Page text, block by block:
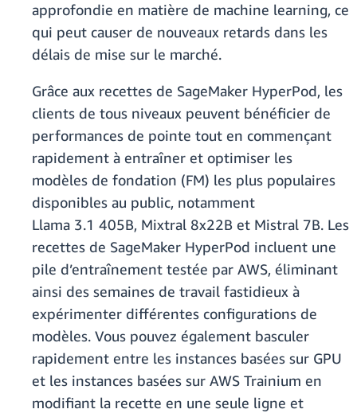
approfondie en matière de machine learning, ce
qui peut causer de nouveaux retards dans les
délais de mise sur le marché.
Grâce aux recettes de SageMaker HyperPod, les
clients de tous niveaux peuvent bénéficier de
performances de pointe tout en commençant
rapidement à entraîner et optimiser les
modèles de fondation (FM) les plus populaires
disponibles au public, notamment
Llama 3.1 405B, Mixtral 8x22B et Mistral 7B. Les
recettes de SageMaker HyperPod incluent une
pile d’entraînement testée par AWS, éliminant
ainsi des semaines de travail fastidieux à
expérimenter différentes configurations de
modèles. Vous pouvez également basculer
rapidement entre les instances basées sur GPU
et les instances basées sur AWS Trainium en
modifiant la recette en une seule ligne et